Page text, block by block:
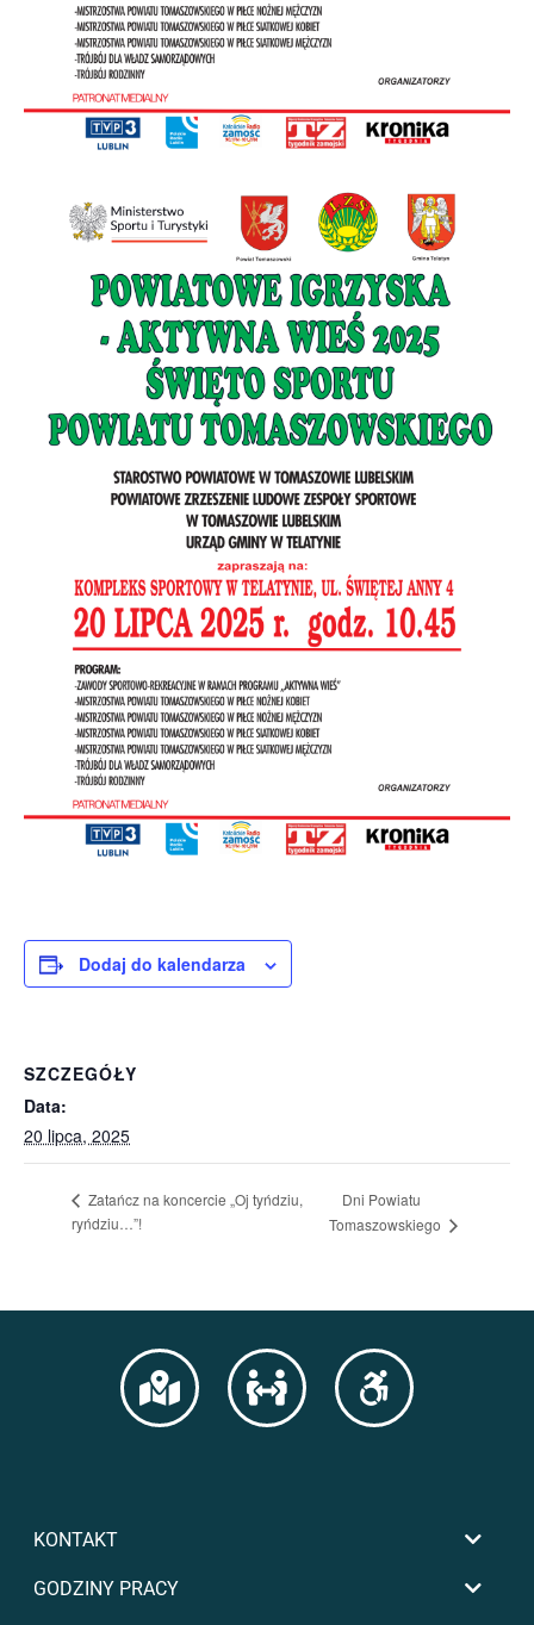
Dodaj do kalendarza
SZCZEGÓŁY
Data:
20 lipca, 2025
Zatańcz na koncercie „Oj tyńdziu,
ryńdziu…”!
Dni Powiatu
Tomaszowskiego
KONTAKT
GODZINY PRACY